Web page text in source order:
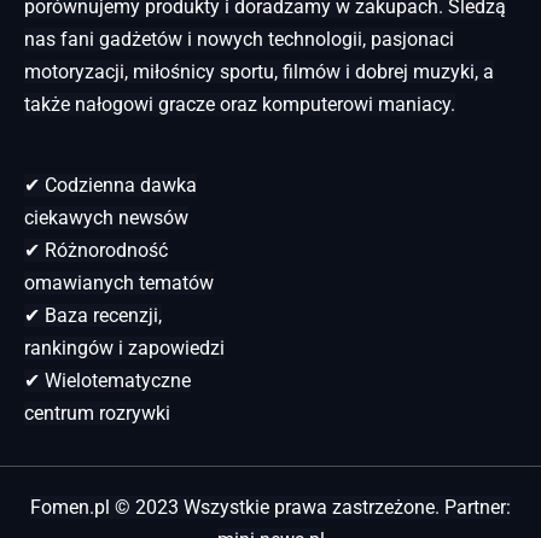
porównujemy produkty i doradzamy w zakupach. Śledzą
nas fani gadżetów i nowych technologii, pasjonaci
motoryzacji, miłośnicy sportu, filmów i dobrej muzyki, a
także nałogowi gracze oraz komputerowi maniacy.
✔ Codzienna dawka
ciekawych newsów
✔ Różnorodność
omawianych tematów
✔ Baza recenzji,
rankingów i zapowiedzi
✔ Wielotematyczne
centrum rozrywki
Fomen.pl © 2023 Wszystkie prawa zastrzeżone. Partner: